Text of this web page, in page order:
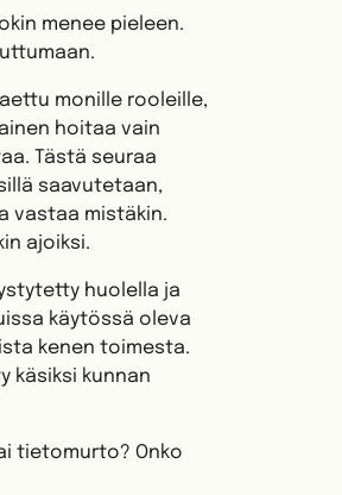
menee pieleen.
monille rooleille,
hoitaa vain
Tästä seuraa
saavutetaan,
vastaa mistäkin.
ajoiksi.
huolella ja
käytössä oleva
kenen toimesta.
käsiksi kunnan
tietomurto? Onko